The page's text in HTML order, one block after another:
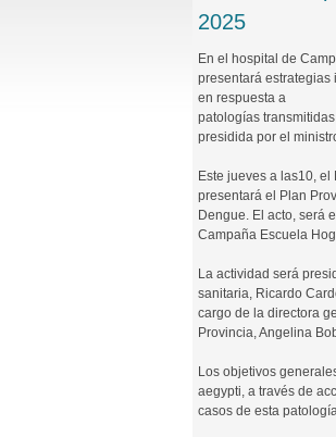
2025
En el hospital de
presentará estrategias
en respuesta a
patologías
presidida por el
Este jueves a las10,
presentará el Plan
Dengue. El acto, será
Campaña Escuela
La actividad será
sanitaria, Ricardo
cargo de la directora
Provincia, Angelina
Los objetivos
aegypti, a través de
casos de esta